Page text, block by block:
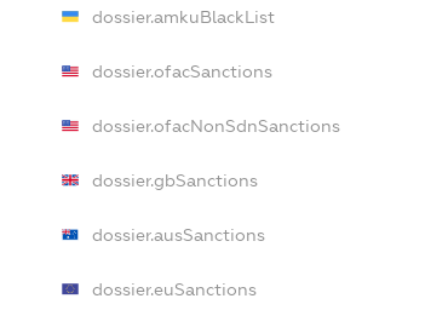
dossier.amkuBlackList
dossier.ofacSanctions
dossier.ofacNonSdnSanctions
dossier.gbSanctions
dossier.ausSanctions
dossier.euSanctions